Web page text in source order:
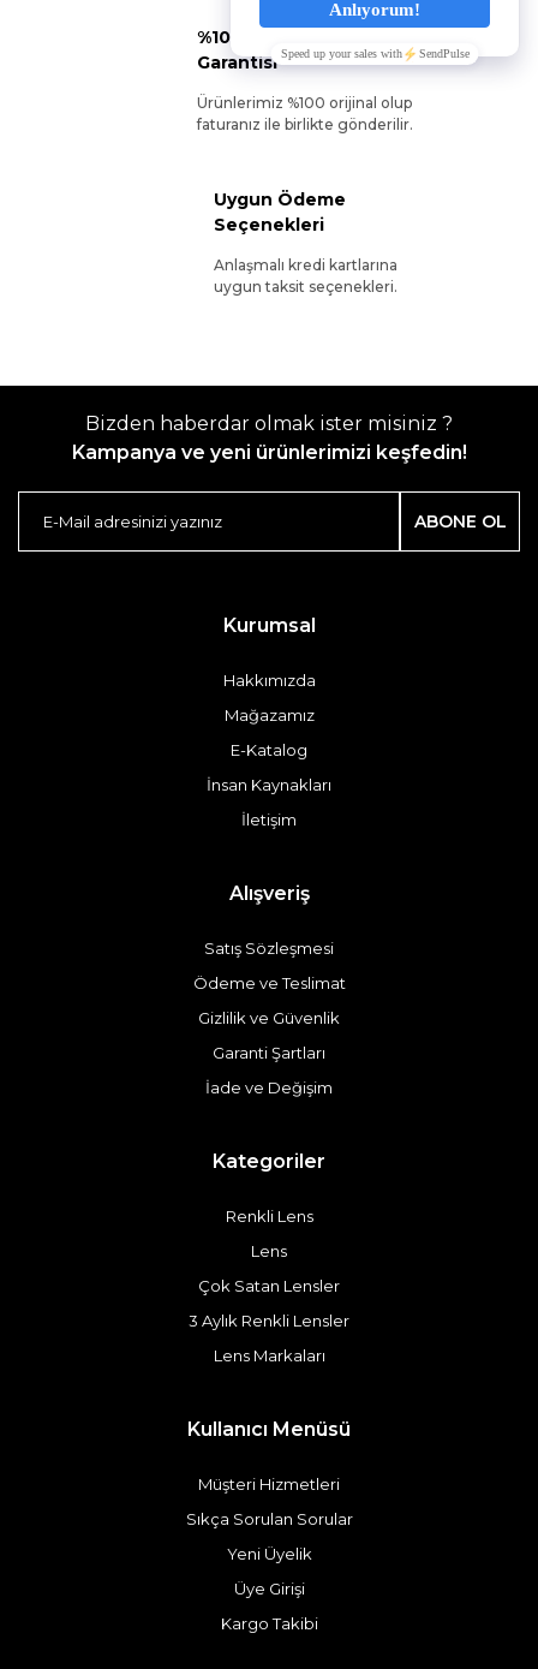
%100 Orijinal Ürün
Garantisi
Ürünlerimiz %100 orijinal olup
faturanız ile birlikte gönderilir.
Uygun Ödeme
Seçenekleri
Anlaşmalı kredi kartlarına
uygun taksit seçenekleri.
Bizden haberdar olmak ister misiniz ?
Kampanya ve yeni ürünlerimizi keşfedin!
ABONE OL
Kurumsal
Hakkımızda
Mağazamız
E-Katalog
İnsan Kaynakları
İletişim
Alışveriş
Satış Sözleşmesi
Ödeme ve Teslimat
Gizlilik ve Güvenlik
Garanti Şartları
İade ve Değişim
Kategoriler
Renkli Lens
Lens
Çok Satan Lensler
3 Aylık Renkli Lensler
Lens Markaları
Kullanıcı Menüsü
Müşteri Hizmetleri
Sıkça Sorulan Sorular
Yeni Üyelik
Üye Girişi
Kargo Takibi